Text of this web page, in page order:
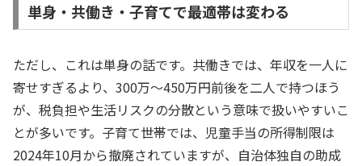
単身・共働き・子育てで最適帯は変わる
ただし、これは単身の話です。共働きでは、年収を一人に
寄せすぎるより、300万〜450万円前後を二人で持つほう
が、税負担や生活リスクの分散という意味で扱いやすいこ
とが多いです。子育て世帯では、児童手当の所得制限は
2024年10月から撤廃されていますが、自治体独自の助成